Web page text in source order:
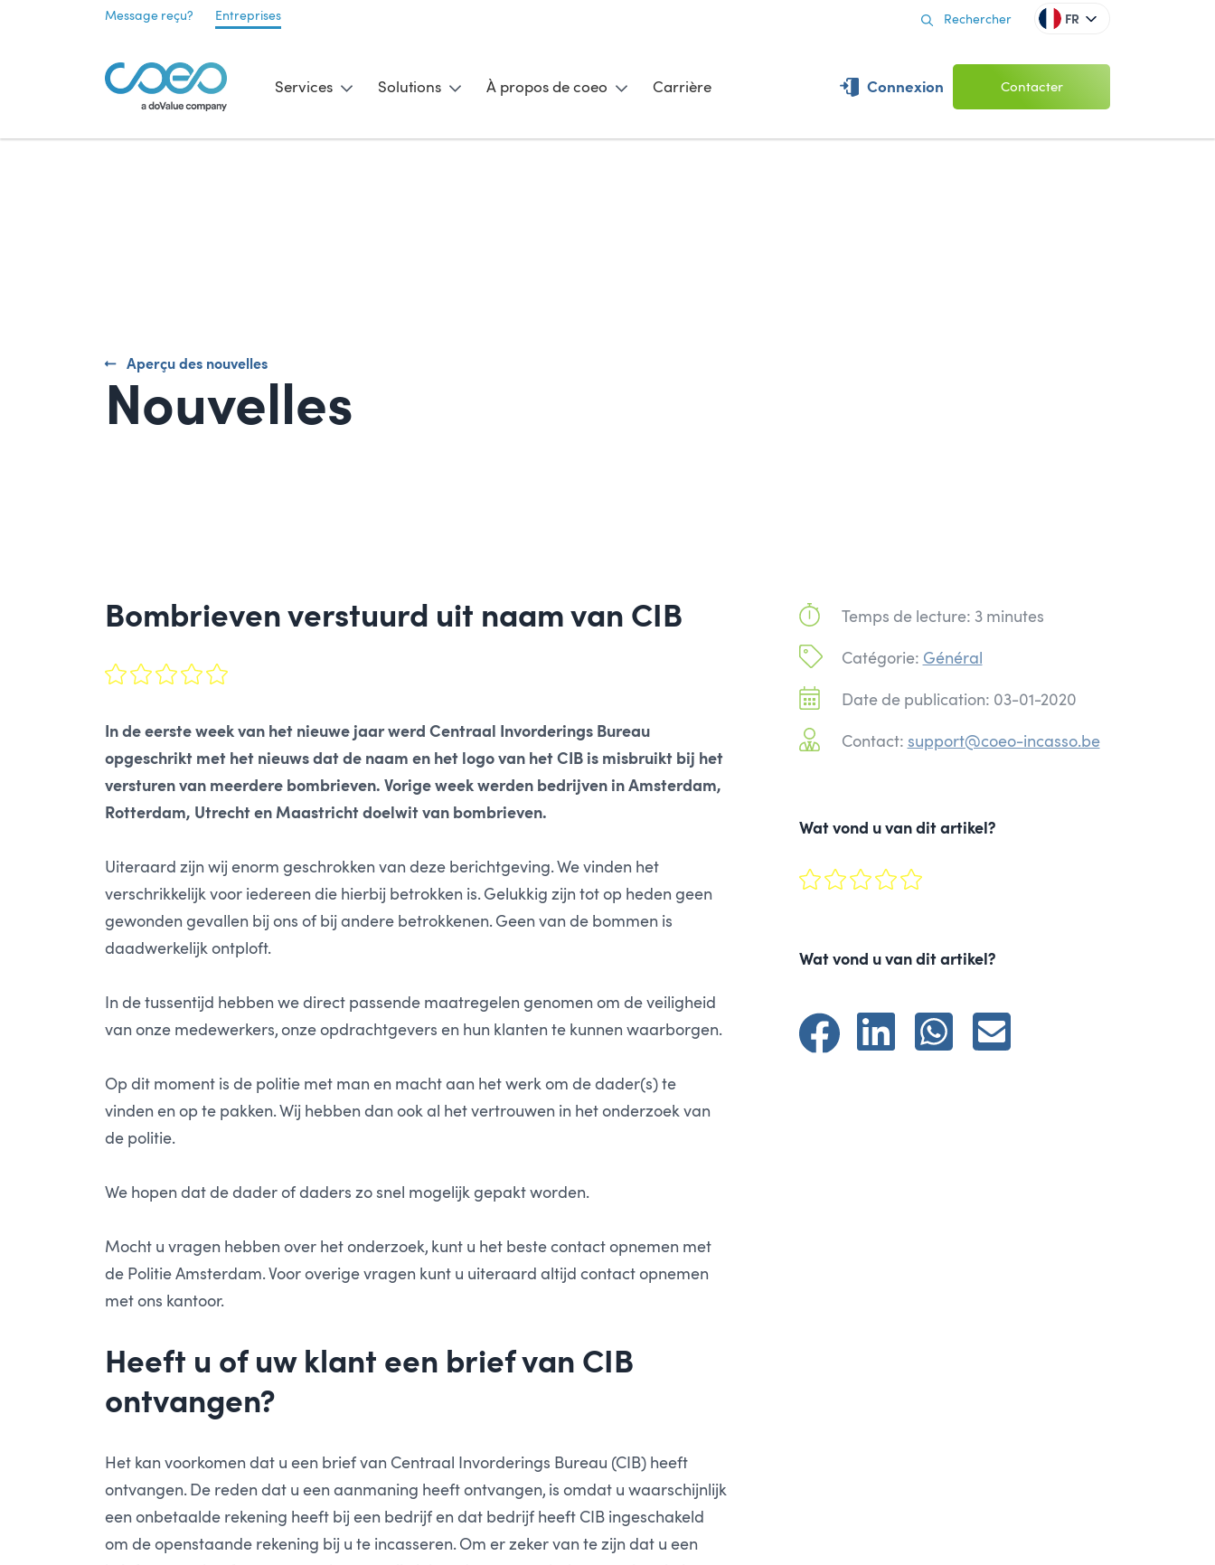
Message reçu? Entreprises FR
Services Solutions À propos de coeo Carrière Connexion Contacter
Aperçu des nouvelles
Nouvelles
Bombrieven verstuurd uit naam van CIB
In de eerste week van het nieuwe jaar werd Centraal Invorderings Bureau
opgeschrikt met het nieuws dat de naam en het logo van het CIB is misbruikt bij het
versturen van meerdere bombrieven. Vorige week werden bedrijven in Amsterdam,
Rotterdam, Utrecht en Maastricht doelwit van bombrieven.
Uiteraard zijn wij enorm geschrokken van deze berichtgeving. We vinden het
verschrikkelijk voor iedereen die hierbij betrokken is. Gelukkig zijn tot op heden geen
gewonden gevallen bij ons of bij andere betrokkenen. Geen van de bommen is
daadwerkelijk ontploft.
In de tussentijd hebben we direct passende maatregelen genomen om de veiligheid
van onze medewerkers, onze opdrachtgevers en hun klanten te kunnen waarborgen.
Op dit moment is de politie met man en macht aan het werk om de dader(s) te
vinden en op te pakken. Wij hebben dan ook al het vertrouwen in het onderzoek van
de politie.
We hopen dat de dader of daders zo snel mogelijk gepakt worden.
Mocht u vragen hebben over het onderzoek, kunt u het beste contact opnemen met
de Politie Amsterdam. Voor overige vragen kunt u uiteraard altijd contact opnemen
met ons kantoor.
Heeft u of uw klant een brief van CIB
ontvangen?
Het kan voorkomen dat u een brief van Centraal Invorderings Bureau (CIB) heeft
ontvangen. De reden dat u een aanmaning heeft ontvangen, is omdat u waarschijnlijk
een onbetaalde rekening heeft bij een bedrijf en dat bedrijf heeft CIB ingeschakeld
om de openstaande rekening bij u te incasseren. Om er zeker van te zijn dat u een
Temps de lecture: 3 minutes
Catégorie: Général
Date de publication: 03-01-2020
Contact: support@coeo-incasso.be
Wat vond u van dit artikel?
Wat vond u van dit artikel?